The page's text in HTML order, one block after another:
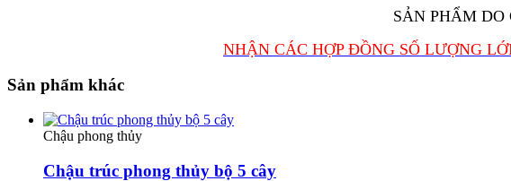
SẢN PHẨM
NHẬN CÁC HỢP ĐỒNG SỐ LƯỢNG
Sản phẩm khác
Chậu phong thủy
Chậu trúc phong thủy bộ 5 cây